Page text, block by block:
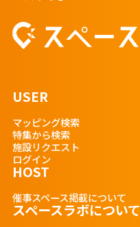
USER
マッピング検索
特集から検索
施設リクエスト
ログイン
HOST
催事スペース掲載について
スペースラボについて